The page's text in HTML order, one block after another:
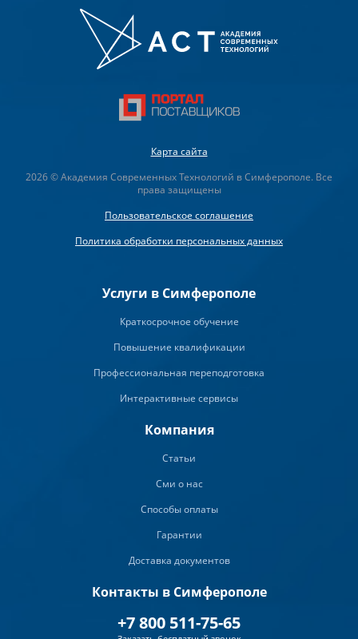
Карта сайта
2026 © Академия Современных Технологий в Симферополе. Все
права защищены
Пользовательское соглашение
Политика обработки персональных данных
Услуги в Симферополе
Краткосрочное обучение
Повышение квалификации
Профессиональная переподготовка
Интерактивные сервисы
Компания
Статьи
Сми о нас
Способы оплаты
Гарантии
Доставка документов
Контакты в Симферополе
+7 800 511-75-65